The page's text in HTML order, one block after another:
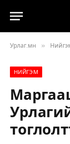
Урлаг.мн »
НИЙГЭМ